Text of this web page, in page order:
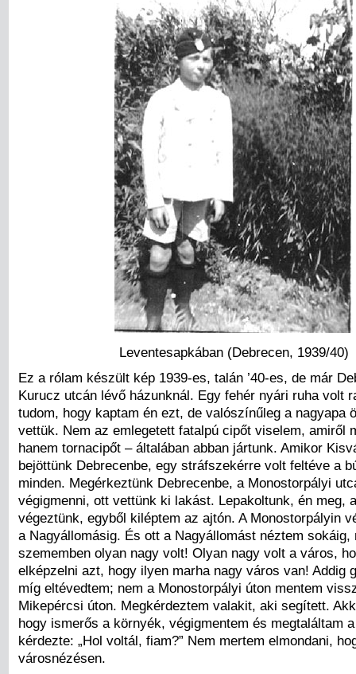
Leventesapkában (Debrecen, 1939/40)
Ez a rólam készült kép 1939-es, talán ’40-es, de már
Kurucz utcán lévő házunknál. Egy fehér nyári ruha volt
tudom, hogy kaptam én ezt, de valószínűleg a nagyapa
vettük. Nem az emlegetett fatalpú cipőt viselem, amiről
hanem tornacipőt – általában abban jártunk. Amikor
bejöttünk Debrecenbe, egy stráfszekérre volt feltéve a
minden. Megérkeztünk Debrecenbe, a Monostorpályi
végigmenni, ott vettünk ki lakást. Lepakoltunk, én meg,
végeztünk, egyből kiléptem az ajtón. A Monostorpályin
a Nagyállomásig. És ott a Nagyállomást néztem sokáig,
szememben olyan nagy volt! Olyan nagy volt a város,
elképzelni azt, hogy ilyen marha nagy város van! Addig
míg eltévedtem; nem a Monostorpályi úton mentem
Mikepércsi úton. Megkérdeztem valakit, aki segített.
hogy ismerős a környék, végigmentem és megtaláltam
kérdezte: „Hol voltál, fiam?” Nem mertem elmondani,
városnézésen.